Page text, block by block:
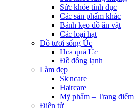
Sức khỏe tình dục
Các sản phẩm khác
Bánh kẹo đồ ăn vặt
Các loại hạt
Đồ tươi sống Úc
Hoa quả Úc
Đồ đông lạnh
Làm đẹp
Skincare
Haircare
Mỹ phẩm – Trang điểm
Điện tử